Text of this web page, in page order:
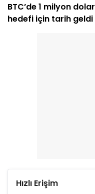
BTC’de 1 milyon dolar
hedefi için tarih geldi
Hızlı Erişim